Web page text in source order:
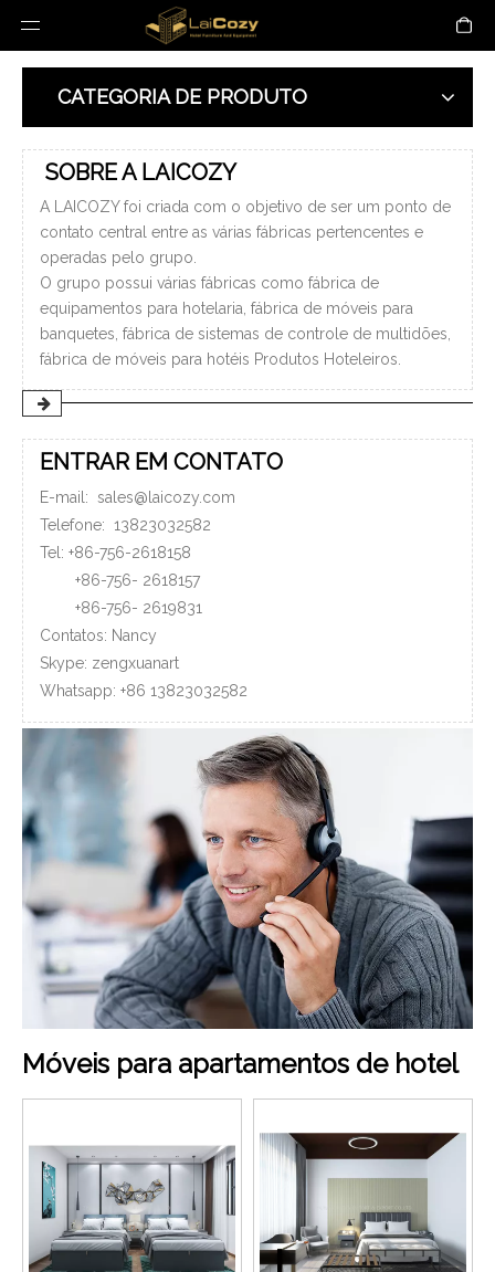
CATEGORIA DE PRODUTO
SOBRE A LAICOZY
A LAICOZY foi criada com o objetivo de ser um ponto de
contato central entre as várias fábricas pertencentes e
operadas pelo grupo.
O grupo possui várias fábricas como fábrica de
equipamentos para hotelaria, fábrica de móveis para
banquetes, fábrica de sistemas de controle de multidões,
fábrica de móveis para hotéis Produtos Hoteleiros.
ENTRAR EM CONTATO
E-mail: sales@laicozy.com
Telefone: 13823032582
Tel: +86-756-2618158
+86-756- 2618157
+86-756- 2619831
Contatos: Nancy
Skype: zengxuanart
Whatsapp: +86 13823032582
Móveis para apartamentos de hotel